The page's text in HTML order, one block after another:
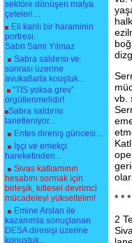
sektöre dönüşen mafya
çeteleri…
Eli kanlı bir haraminin
portresi:
Sabri Sami Yılmaz
Sabra saldırısı ve
sonrası üzerine
avukatlarla kouştuk...
“TİS yoksa grev”
örgütlenmelidir!
Sabra saldırısı
lanetleniyor...
Entes direniş güncesi...
İşçi ve emekçi
hareketinden...
Sivas katliamının
hesabını sormak için
birleşik, kitlesel devrimci
mücadeleyi yükseltelim!
Emine Arslan ile
kazanımla sonuçlanan
DESA direnişi üzerine
konuştuk...
vb.
* * *
2